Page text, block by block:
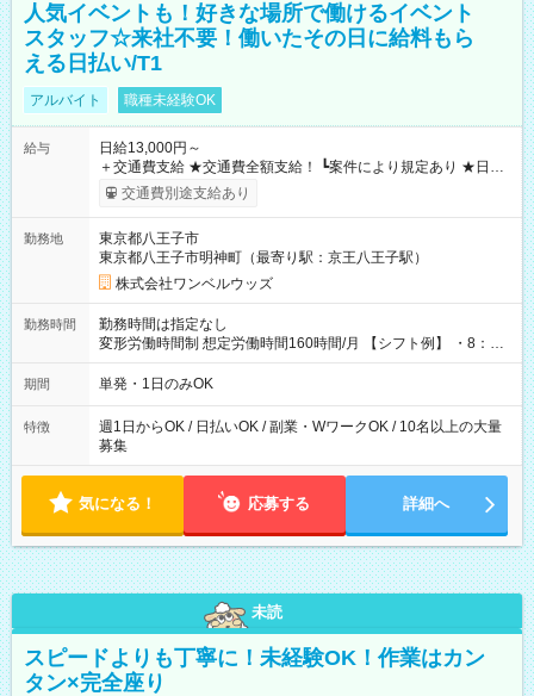
人気イベントも！好きな場所で働けるイベント
スタッフ☆来社不要！働いたその日に給料もら
える日払い/T1
アルバイト 職種未経験OK
給与
日給13,000円～
＋交通費支給 ★交通費全額支給！ ┗案件により規定あり ★日払
いOK！（規定あり） ┗働いたその日に現金GET♪ お仕事後はコ
ンビニATMから 日払い分を引き落とせます！ 【試用期間】試
交通費別途支給あり
勤務地
東京都八王子市
東京都八王子市明神町（最寄り駅：京王八王子駅）
株式会社ワンベルウッズ
勤務時間
勤務時間は指定なし
変形労働時間制 想定労働時間160時間/月 【シフト例】 ・8：00
～21：00
期間 単発・1日のみOK
特徴
週1日からOK / 日払いOK / 副業・WワークOK / 10名以上の大量
募集
気になる！ 応募する 詳細へ
未読
スピードよりも丁寧に！未経験OK！作業はカン
タン×完全座り